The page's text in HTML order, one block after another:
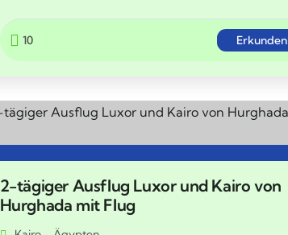
10 Erkunden
2-tägiger Ausflug Luxor und Kairo von
Hurghada mit Flug